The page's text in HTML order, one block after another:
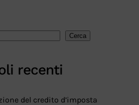
Cerca
recenti
del credito d’imposta